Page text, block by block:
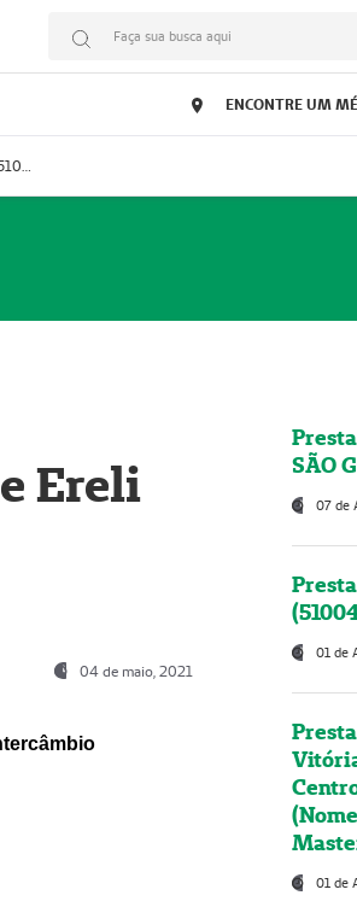
Faça sua busca aqui
ENCONTRE UM
Prestador Essencial Gestão em Saúde Ereli (51004354-7)
Ereli
04 de maio, 2021
SÃO
07 de
01 de
01 de